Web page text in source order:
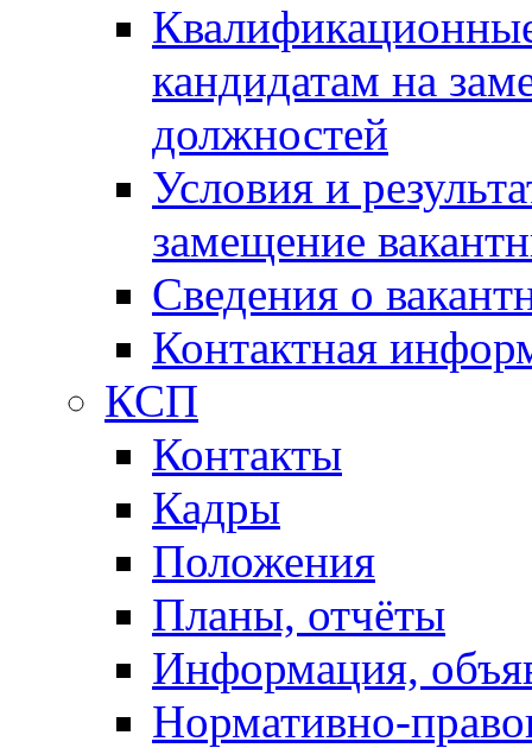
кандидатам на
должностей
Условия и
замещение
Сведения о
Контактная
КСП
Контакты
Кадры
Положения
Планы, отчёты
Информация,
Нормативно-